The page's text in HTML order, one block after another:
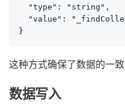
  "type": "string",
"value":
}
这种方式确保了数据的一致
数据写入